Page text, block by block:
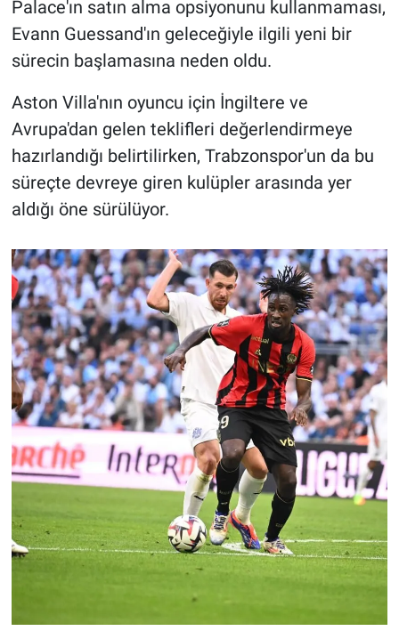
Palace'ın satın alma opsiyonunu kullanmaması,
Evann Guessand'ın geleceğiyle ilgili yeni bir
sürecin başlamasına neden oldu.
Aston Villa'nın oyuncu için İngiltere ve
Avrupa'dan gelen teklifleri değerlendirmeye
hazırlandığı belirtilirken, Trabzonspor'un da bu
süreçte devreye giren kulüpler arasında yer
aldığı öne sürülüyor.